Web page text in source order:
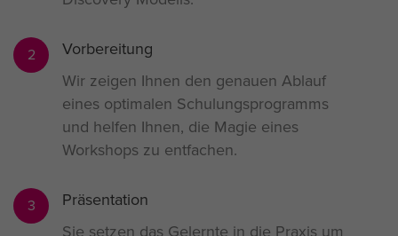
2
Vorbereitung
Wir zeigen Ihnen den genauen Ablauf
eines optimalen Schulungsprogramms
und helfen Ihnen, die Magie eines
Workshops zu entfachen.
3
Präsentation
Sie setzen das Gelernte in die Praxis um